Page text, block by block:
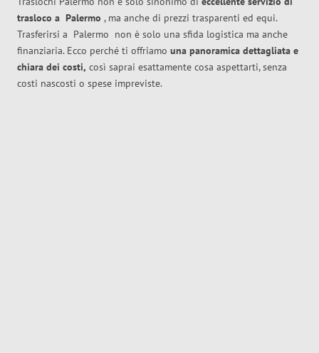
trasloco a Palermo , ma anche di prezzi trasparenti ed equi.
Trasferirsi a Palermo non è solo una sfida logistica ma anche
finanziaria. Ecco perché ti offriamo una panoramica dettagliata e
chiara dei costi, così saprai esattamente cosa aspettarti, senza
costi nascosti o spese impreviste.